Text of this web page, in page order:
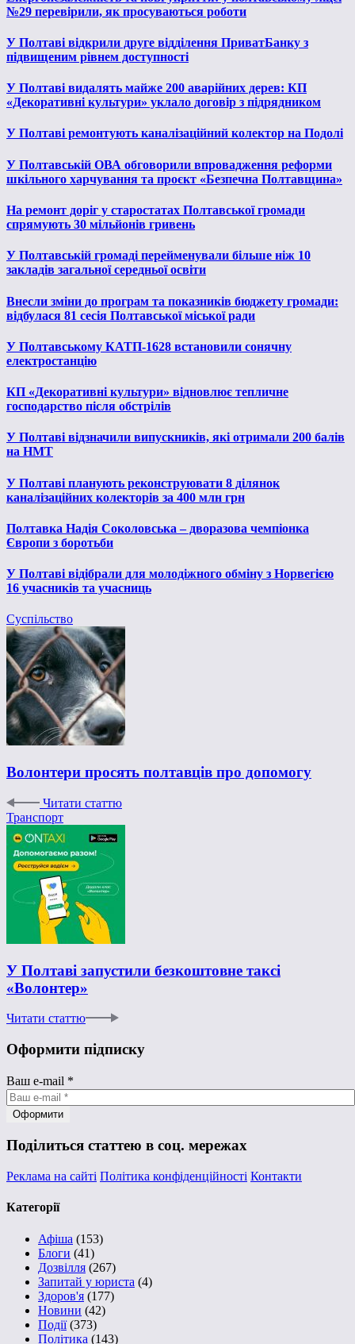
№29 перевірили, як просуваються роботи
У Полтаві відкрили друге відділення ПриватБанку з
підвищеним рівнем доступності
У Полтаві видалять майже 200 аварійних дерев: КП
«Декоративні культури» уклало договір з підрядником
У Полтаві ремонтують каналізаційний колектор на Подолі
У Полтавській ОВА обговорили впровадження реформи
шкільного харчування та проєкт «Безпечна Полтавщина»
На ремонт доріг у старостатах Полтавської громади
спрямують 30 мільйонів гривень
У Полтавській громаді перейменували більше ніж 10
закладів загальної середньої освіти
Внесли зміни до програм та показників бюджету громади:
відбулася 81 сесія Полтавської міської ради
У Полтавському КАТП-1628 встановили сонячну
електростанцію
КП «Декоративні культури» відновлює тепличне
господарство після обстрілів
У Полтаві відзначили випускників, які отримали 200 балів
на НМТ
У Полтаві планують реконструювати 8 ділянок
каналізаційних колекторів за 400 млн грн
Полтавка Надія Соколовська – дворазова чемпіонка
Європи з боротьби
У Полтаві відібрали для молодіжного обміну з Норвегією
16 учасників та учасниць
Суспільство
Волонтери просять полтавців про допомогу
Читати статтю
Транспорт
У Полтаві запустили безкоштовне таксі
«Волонтер»
Читати статтю
Оформити підписку
Ваш e-mail *
Поділиться статтею в соц. мережах
Реклама на сайті Політика конфіденційності Контакти
Категорії
Афіша (153)
Блоги (41)
Дозвілля (267)
Запитай у юриста (4)
Здоров'я (177)
Новини (42)
Події(373)
Політика (143)